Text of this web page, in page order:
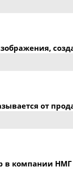
от
в компании НМГ